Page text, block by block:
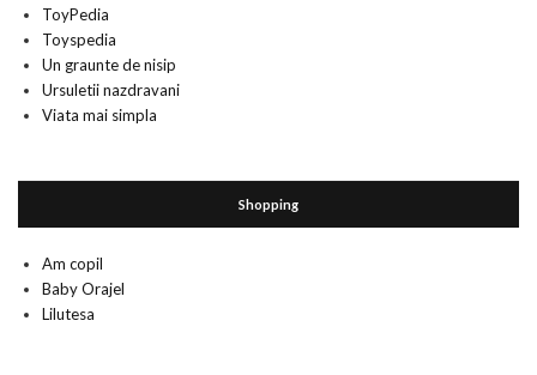
ToyPedia
Toyspedia
Un graunte de nisip
Ursuletii nazdravani
Viata mai simpla
Shopping
Am copil
Baby Orajel
Lilutesa